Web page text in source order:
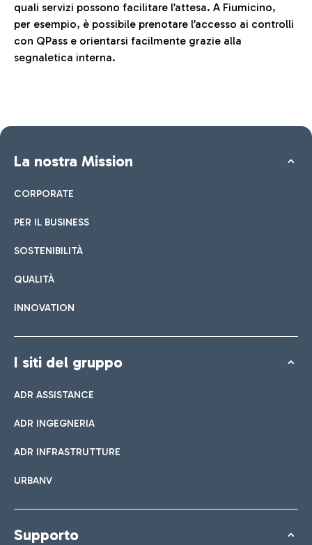
quali servizi possono facilitare l’attesa. A Fiumicino,
per esempio, è possibile prenotare l’accesso ai controlli
con QPass e orientarsi facilmente grazie alla
segnaletica interna.
La nostra Mission
CORPORATE
PER IL BUSINESS
SOSTENIBILITÀ
QUALITÀ
INNOVATION
I siti del gruppo
ADR ASSISTANCE
ADR INGEGNERIA
ADR INFRASTRUTTURE
URBANV
Supporto